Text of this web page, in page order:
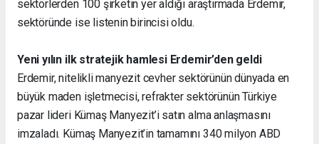
sektörlerden 100 şirketin yer aldığı araştırmada Erdemir,
sektöründe ise listenin birincisi oldu.
Yeni yılın ilk stratejik hamlesi Erdemir’den geldi
Erdemir, nitelikli manyezit cevher sektörünün dünyada en
büyük maden işletmecisi, refrakter sektörünün Türkiye
pazar lideri Kümaş Manyezit’i satın alma anlaşmasını
imzaladı. Kümaş Manyezit’in tamamını 340 milyon ABD